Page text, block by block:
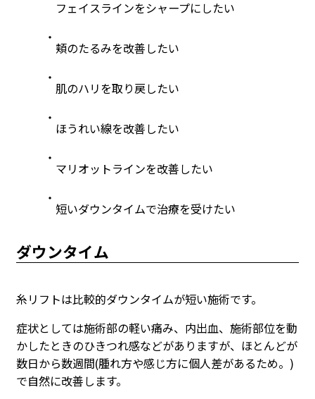
フェイスラインをシャープにしたい
頬のたるみを改善したい
肌のハリを取り戻したい
ほうれい線を改善したい
マリオットラインを改善したい
短いダウンタイムで治療を受けたい
ダウンタイム
糸リフトは比較的ダウンタイムが短い施術です。
症状としては施術部の軽い痛み、内出血、施術部位を動
かしたときのひきつれ感などがありますが、ほとんどが
数日から数週間(腫れ方や感じ方に個人差があるため。)
で自然に改善します。